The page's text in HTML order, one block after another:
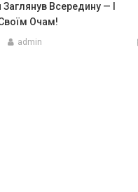
Всередину — І
Очам!
admin